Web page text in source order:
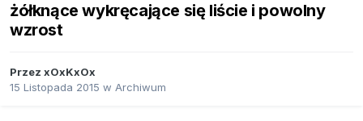
żółknące wykręcające się liście i powolny
wzrost
Przez xOxKxOx
15 Listopada 2015 w Archiwum